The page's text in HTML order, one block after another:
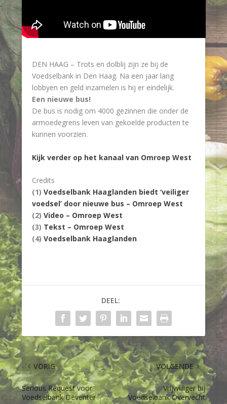
DEN HAAG – Trots en dolblij zijn ze bij de
Voedselbank in Den Haag. Na een jaar lang
lobbyen en geld inzamelen is hij er eindelijk.
Een nieuwe bus!
De bus is nodig om 4000 gezinnen die onder de
armoedegrens leven van gekoelde producten te
kunnen voorzien.
Kijk verder op het kanaal van Omroep West
Credits
(1) Voedselbank Haaglanden biedt ‘veiliger
voedsel’ door nieuwe bus – Omroep West
(2) Video – Omroep West
(3) Tekst – Omroep West
(4) Voedselbank Haaglanden
DEEL:
VORIG
Serious Request voor
Voedselbank Deventer
VOLGENDE
Vrijwilliger bij
Voedselbank Overvecht